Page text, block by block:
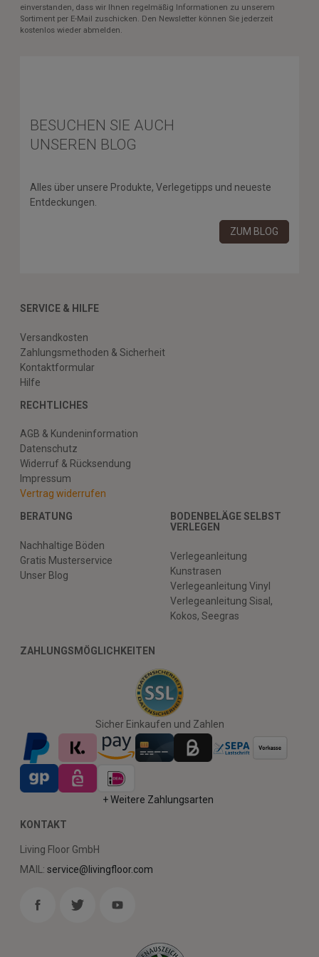
einverstanden, dass wir Ihnen regelmäßig Informationen zu unserem
Sortiment per E-Mail zuschicken. Den Newsletter können Sie jederzeit
kostenlos wieder abmelden.
BESUCHEN SIE AUCH
UNSEREN BLOG
Alles über unsere Produkte, Verlegetipps und neueste
Entdeckungen.
ZUM BLOG
SERVICE & HILFE
Versandkosten
Zahlungsmethoden & Sicherheit
Kontaktformular
Hilfe
RECHTLICHES
AGB & Kundeninformation
Datenschutz
Widerruf & Rücksendung
Impressum
Vertrag widerrufen
BERATUNG
Nachhaltige Böden
Gratis Musterservice
Unser Blog
BODENBELÄGE SELBST
VERLEGEN
Verlegeanleitung
Kunstrasen
Verlegeanleitung Vinyl
Verlegeanleitung Sisal,
Kokos, Seegras
ZAHLUNGSMÖGLICHKEITEN
Sicher Einkaufen und Zahlen
+ Weitere Zahlungsarten
KONTAKT
Living Floor GmbH
MAIL: service@livingfloor.com